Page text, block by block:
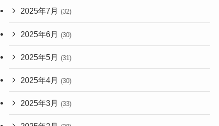
2025年7月 (32)
2025年6月 (30)
2025年5月 (31)
2025年4月 (30)
2025年3月 (33)